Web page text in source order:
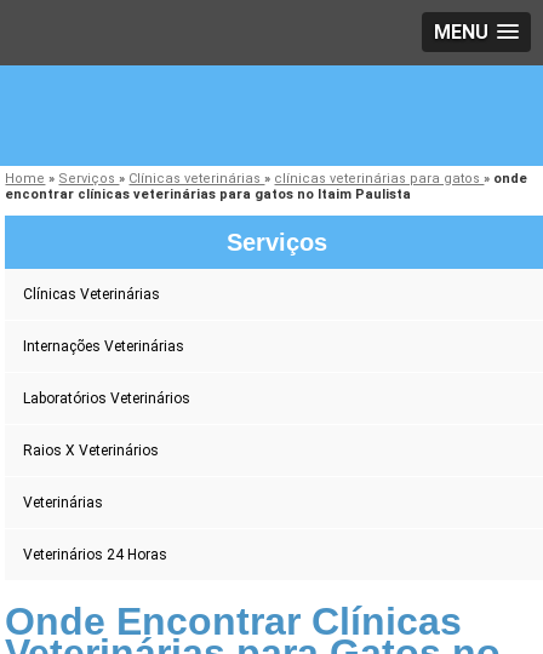
MENU
Home » Serviços» Clínicas veterinárias» clínicas veterinárias para gatos» onde
encontrar clínicas veterinárias para gatos no Itaim Paulista
Serviços
Clínicas Veterinárias
Internações Veterinárias
Laboratórios Veterinários
Raios X Veterinários
Veterinárias
Veterinários 24 Horas
Onde Encontrar Clínicas